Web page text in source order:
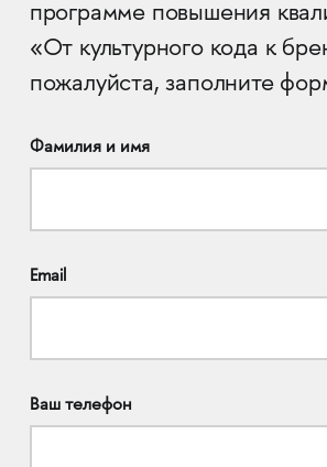
программе повышения
«От культурного кода к
пожалуйста, заполните
Фамилия и имя
Email
Ваш телефон